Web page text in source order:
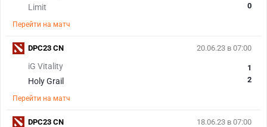
Limit
0
Перейти на матч
20.06.23 в 07:00
iG Vitality
Holy Grail
1
2
Перейти на матч
DPC23 CN
18.06.23 в 07:00
DPC23 CN